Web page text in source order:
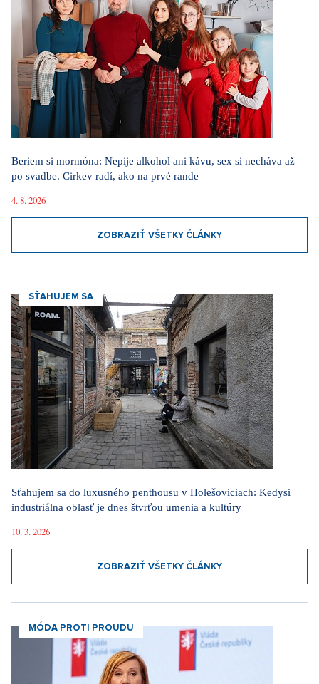
Beriem si mormóna: Nepije alkohol ani kávu, sex si necháva až
po svadbe. Cirkev radí, ako na prvé rande
4. 8. 2026
ZOBRAZIŤ VŠETKY ČLÁNKY
SŤAHUJEM SA
Sťahujem sa do luxusného penthousu v Holešoviciach: Kedysi
industriálna oblasť je dnes štvrťou umenia a kultúry
10. 3. 2026
ZOBRAZIŤ VŠETKY ČLÁNKY
MÓDA PROTI PROUDU